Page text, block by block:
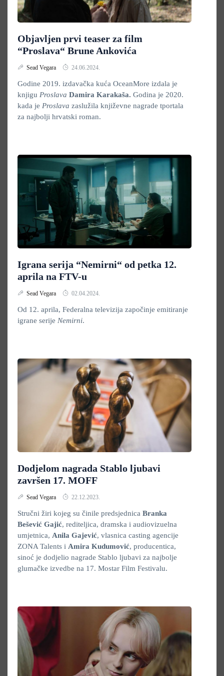
Objavljen prvi teaser za film
“Proslava“ Brune Ankovića
Sead Vegara 24.06.2024.
Godine 2019. izdavačka kuća OceanMore izdala je
knjigu Proslava Damira Karakaša. Godina je 2020.
kada je Proslava zaslužila književne nagrade tportala
za najbolji hrvatski roman.
Igrana serija “Nemirni“ od petka 12.
aprila na FTV-u
Sead Vegara 02.04.2024.
Od 12. aprila, Federalna televizija započinje emitiranje
igrane serije Nemirni.
Dodjelom nagrada Stablo ljubavi
završen 17. MOFF
Sead Vegara 22.12.2023.
Stručni žiri kojeg su činile predsjednica Branka
Bešević Gajić, rediteljica, dramska i audiovizuelna
umjetnica, Anila Gajević, vlasnica casting agencije
ZONA Talents i Amira Kudumović, producentica,
sinoć je dodjelio nagrade Stablo ljubavi za najbolje
glumačke izvedbe na 17. Mostar Film Festivalu.